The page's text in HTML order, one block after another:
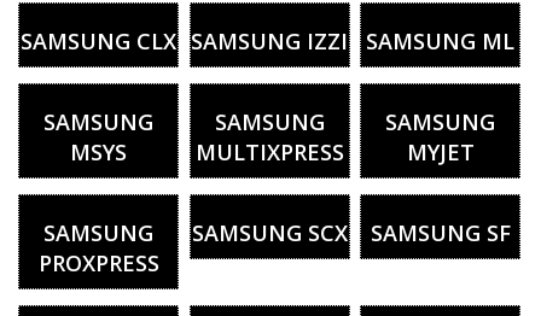
SAMSUNG CLX SAMSUNG IZZI SAMSUNG ML
SAMSUNG
MSYS
SAMSUNG
MULTIXPRESS
SAMSUNG
MYJET
SAMSUNG
PROXPRESS
SAMSUNG SCX SAMSUNG SF